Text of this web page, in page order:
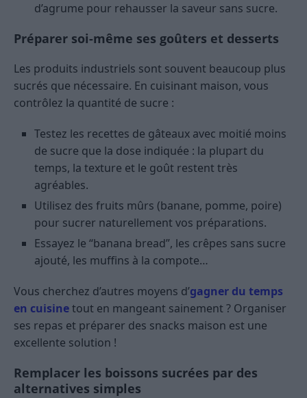
d’agrume pour rehausser la saveur sans sucre.
Préparer soi-même ses goûters et desserts
Les produits industriels sont souvent beaucoup plus
sucrés que nécessaire. En cuisinant maison, vous
contrôlez la quantité de sucre :
Testez les recettes de gâteaux avec moitié moins
de sucre que la dose indiquée : la plupart du
temps, la texture et le goût restent très
agréables.
Utilisez des fruits mûrs (banane, pomme, poire)
pour sucrer naturellement vos préparations.
Essayez le “banana bread”, les crêpes sans sucre
ajouté, les muffins à la compote…
Vous cherchez d’autres moyens d’gagner du temps
en cuisinetout en mangeant sainement ? Organiser
ses repas et préparer des snacks maison est une
excellente solution !
Remplacer les boissons sucrées par des
alternatives simples